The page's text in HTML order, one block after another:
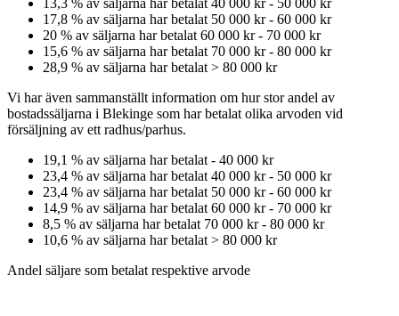
13,3 % av säljarna har betalat 40 000 kr- 50 000 kr
17,8 % av säljarna har betalat 50 000 kr- 60 000 kr
20 % av säljarna har betalat 60 000 kr- 70 000 kr
15,6 % av säljarna har betalat 70 000 kr- 80 000 kr
28,9 % av säljarna har betalat > 80 000 kr
Vi har även sammanställt information om hur stor andel av
bostadssäljarna i Blekinge som har betalat olika arvoden vid
försäljning av ett radhus/parhus.
19,1 % av säljarna har betalat - 40 000 kr
23,4 % av säljarna har betalat 40 000 kr- 50 000 kr
23,4 % av säljarna har betalat 50 000 kr- 60 000 kr
14,9 % av säljarna har betalat 60 000 kr- 70 000 kr
8,5 % av säljarna har betalat 70 000 kr- 80 000 kr
10,6 % av säljarna har betalat > 80 000 kr
Andel säljare som betalat respektive arvode